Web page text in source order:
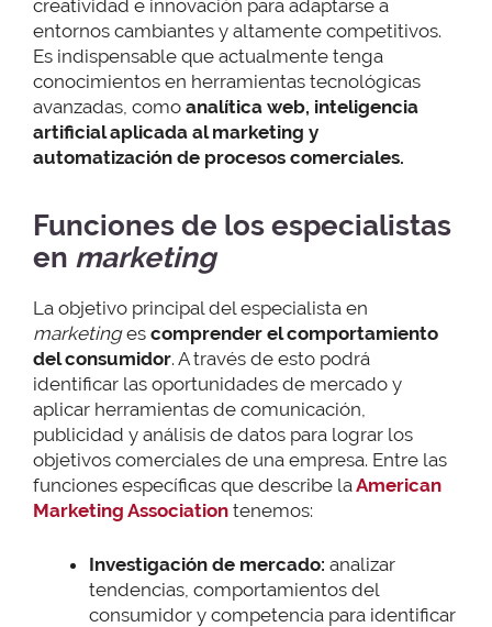
creatividad e innovación para adaptarse a
entornos cambiantes y altamente competitivos.
Es indispensable que actualmente tenga
conocimientos en herramientas tecnológicas
avanzadas, como analítica web, inteligencia
artificial aplicada al marketing y
automatización de procesos comerciales.
Funciones de los especialistas
en marketing
La objetivo principal del especialista en
marketinges comprender el comportamiento
del consumidor. A través de esto podrá
identificar las oportunidades de mercado y
aplicar herramientas de comunicación,
publicidad y análisis de datos para lograr los
objetivos comerciales de una empresa. Entre las
funciones específicas que describe laAmerican
Marketing Association tenemos:
Investigación de mercado: analizar
tendencias, comportamientos del
consumidor y competencia para identificar